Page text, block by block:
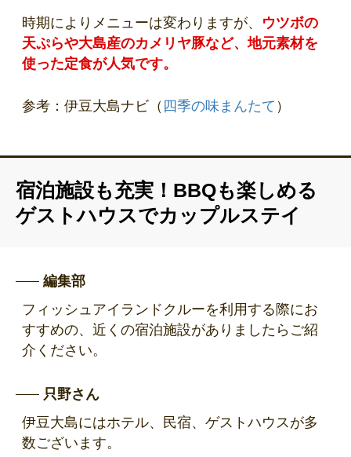
時期によりメニューは変わりますが、 ウツボの
天ぷらや大島産のカメリヤ豚など、地元素材を
使った定食が人気です。
参考：伊豆大島ナビ（ 四季の味まんたて ）
宿泊施設も充実！BBQも楽しめる
ゲストハウスでカップルステイ
編集部
フィッシュアイランドクルーを利用する際にお
すすめの、近くの宿泊施設がありましたらご紹
介ください。
只野さん
伊豆大島にはホテル、民宿、ゲストハウスが多
数ございます。